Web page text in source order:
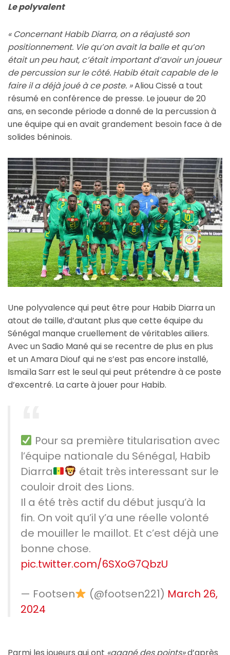
Le polyvalent
« Concernant Habib Diarra, on a réajusté son
positionnement. Vie qu’on avait la balle et qu’on
était un peu haut, c’était important d’avoir un joueur
de percussion sur le côté. Habib était capable de le
faire il a déjà joué à ce poste. »Aliou Cissé a tout
résumé en conférence de presse. Le joueur de 20
ans, en seconde période a donné de la percussion à
une équipe qui en avait grandement besoin face à de
solides béninois.
Une polyvalence qui peut être pour Habib Diarra un
atout de taille, d’autant plus que cette équipe du
Sénégal manque cruellement de véritables ailiers.
Avec un Sadio Mané qui se recentre de plus en plus
et un Amara Diouf qui ne s’est pas encore installé,
Ismaïla Sarr est le seul qui peut prétendre à ce poste
d’excentré. La carte à jouer pour Habib.
Pour sa première titularisation avec
l’équipe nationale du Sénégal, Habib
Diarra
était très interessant sur le
couloir droit des Lions.
Il a été très actif du début jusqu’à la
fin. On voit qu’il y’a une réelle volonté
de mouiller le maillot. Et c’est déjà une
bonne chose.
pic.twitter.com/6SXoG7QbzU
— Footsen (@footsen221) March 26,
2024
Parmi les joueurs qui ont «gagné des points»d’après